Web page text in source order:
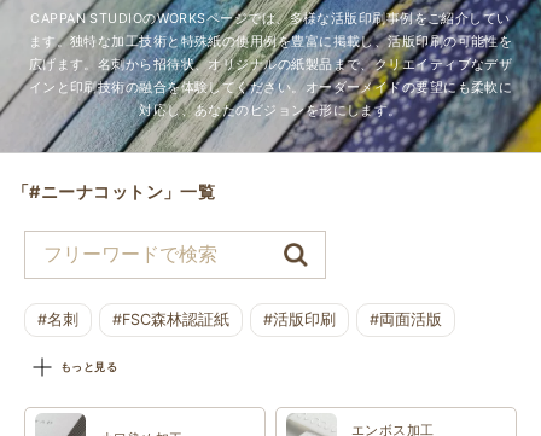
CAPPAN STUDIOのWORKSページでは、多様な活版印刷事例をご紹介してい
ます。独特な加工技術と特殊紙の使用例を豊富に掲載し、活版印刷の可能性を
広げます。名刺から招待状、オリジナルの紙製品まで、クリエイティブなデザ
インと印刷技術の融合を体験してください。オーダーメイドの要望にも柔軟に
対応し、あなたのビジョンを形にします。
「#ニーナコットン」一覧
#名刺 #FSC森林認証紙 #活版印刷 #両面活版
#特色印刷
もっと見る
エンボス加工